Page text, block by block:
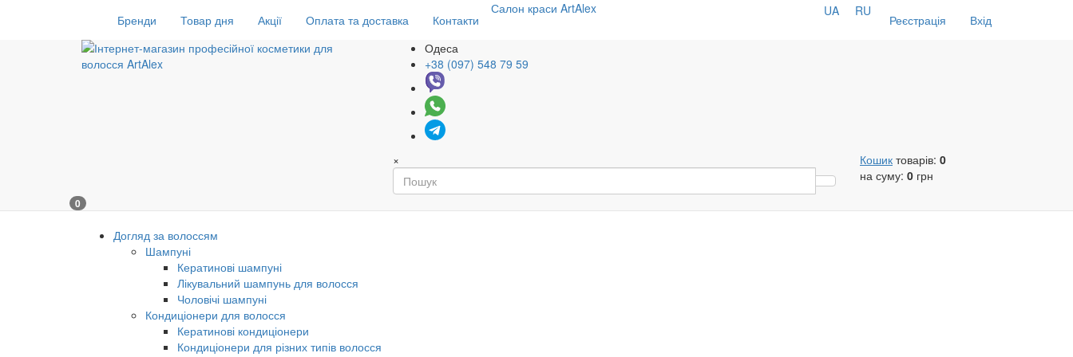
Бренди Товар дня Акції Оплата та доставка Контакти
Салон краси ArtAlex
Реєстрація Вхід
UA RU
Одеса
+38 (097) 548 79 59
× Кошик товарів: 0
на суму: 0 грн
0
Догляд за волоссям
Шампуні
Кератинові шампуні
Лікувальний шампунь для волосся
Чоловічі шампуні
Кондиціонери для волосся
Кератинові кондиціонери
Кондиціонери для різних типів волосся